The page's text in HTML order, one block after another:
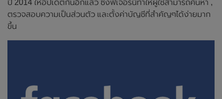
ปี 2014 ให้อัปเดตกันอีกแล้ว ซึ่งฟีเจอร์นี้ทำให้ผู้ใช้สามารถค้นหา ,
ตรวจสอบความเป็นส่วนตัว และตั้งค่าบัญชีที่สำคัญๆได้ง่ายมาก
ขึ้น